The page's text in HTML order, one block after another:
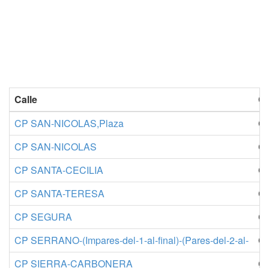
Calle
CP SAN-NICOLAS,Plaza
CP SAN-NICOLAS
CP SANTA-CECILIA
CP SANTA-TERESA
CP SEGURA
CP SERRANO-(Impares-del-1-al-final)-(Pares-del-2-al-
CP SIERRA-CARBONERA